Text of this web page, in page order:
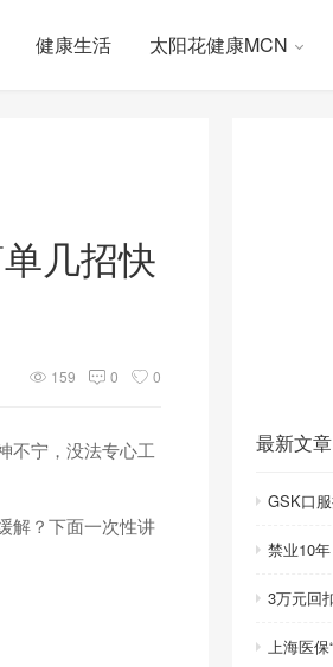
健康生活 太阳花健康MCN
几招快
159 0 0
不宁，没法专心工
解？下面一次性讲
最新文章